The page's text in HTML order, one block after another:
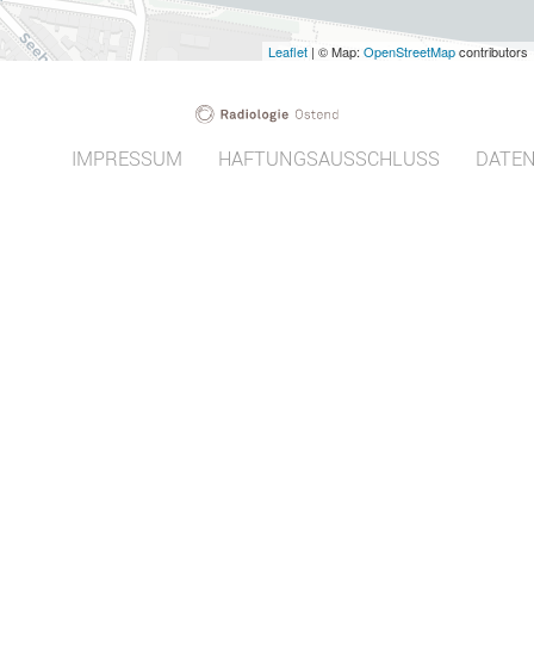
Leaflet | © Map: OpenStreetMapcontributors
IMPRESSUM HAFTUNGSAUSSCHLUSS